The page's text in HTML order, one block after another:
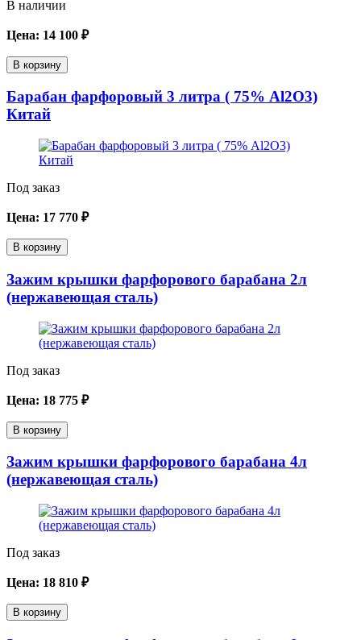
В наличии
Цена: 14 100 ₽
В корзину
Барабан фарфоровый 3 литра ( 75% Al2O3)
Китай
Под заказ
Цена: 17 770 ₽
В корзину
Зажим крышки фарфорового барабана 2л
(нержавеющая сталь)
Под заказ
Цена: 18 775 ₽
В корзину
Зажим крышки фарфорового барабана 4л
(нержавеющая сталь)
Под заказ
Цена: 18 810 ₽
В корзину